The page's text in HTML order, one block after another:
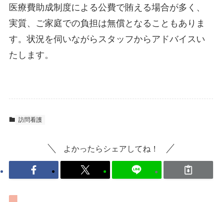
医療費助成制度による公費で賄える場合が多く、
実質、ご家庭での負担は無償となることもありま
す。状況を伺いながらスタッフからアドバイスい
たします。
訪問看護
よかったらシェアしてね！